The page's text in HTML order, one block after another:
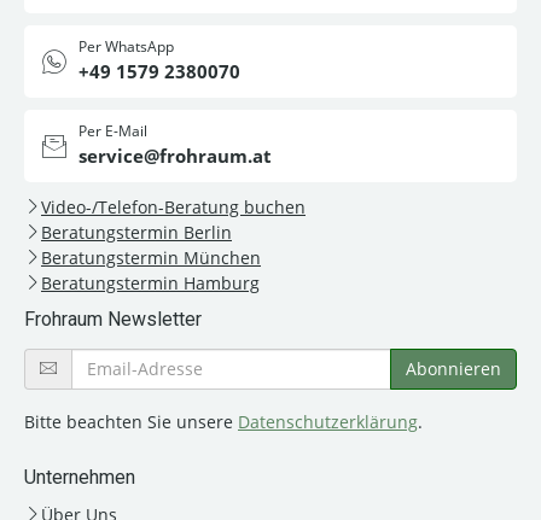
Per WhatsApp
+49 1579 2380070
Per E-Mail
service@frohraum.at
Video-/Telefon-Beratung buchen
Beratungstermin Berlin
Beratungstermin München
Beratungstermin Hamburg
Frohraum Newsletter
Bitte beachten Sie unsere Datenschutzerklärung.
Unternehmen
Über Uns